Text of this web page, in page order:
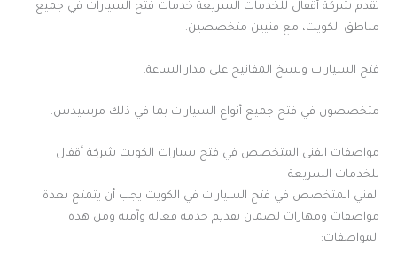
تقدم شركة أقفال للخدمات السريعة خدمات فتح السيارات في جميع
مناطق الكويت، مع فنيين متخصصين.
فتح السيارات ونسخ المفاتيح على مدار الساعة.
متخصصون في فتح جميع أنواع السيارات بما في ذلك مرسيدس.
مواصفات الفنى المتخصص في فتح سيارات الكويت شركة أقفال
للخدمات السريعة
الفني المتخصص في فتح السيارات في الكويت يجب أن يتمتع بعدة
مواصفات ومهارات لضمان تقديم خدمة فعالة وآمنة ومن هذه
المواصفات: